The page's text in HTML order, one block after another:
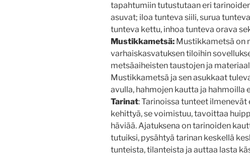
tapahtumiin tutustutaan eri
asuvat; iloa tunteva siili, surua
tunteva kettu, inhoa tunteva orava
Mustikkametsä: Mustikkametsä on
varhaiskasvatuksen tiloihin
metsäaiheisten taustojen ja
Mustikkametsä ja sen asukkaat
avulla, hahmojen kautta ja hahmoilla
Tarinat: Tarinoissa tunteet
kehittyä, se voimistuu, tavoittaa
häviää. Ajatuksena on tarinoiden
tutuiksi, pysähtyä tarinan keskellä
tunteista, tilanteista ja auttaa lasta